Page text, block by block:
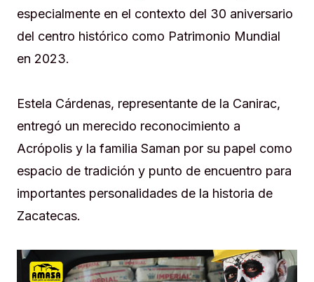
especialmente en el contexto del 30 aniversario
del centro histórico como Patrimonio Mundial
en 2023.
Estela Cárdenas, representante de la Canirac,
entregó un merecido reconocimiento a
Acrópolis y la familia Saman por su papel como
espacio de tradición y punto de encuentro para
importantes personalidades de la historia de
Zacatecas.